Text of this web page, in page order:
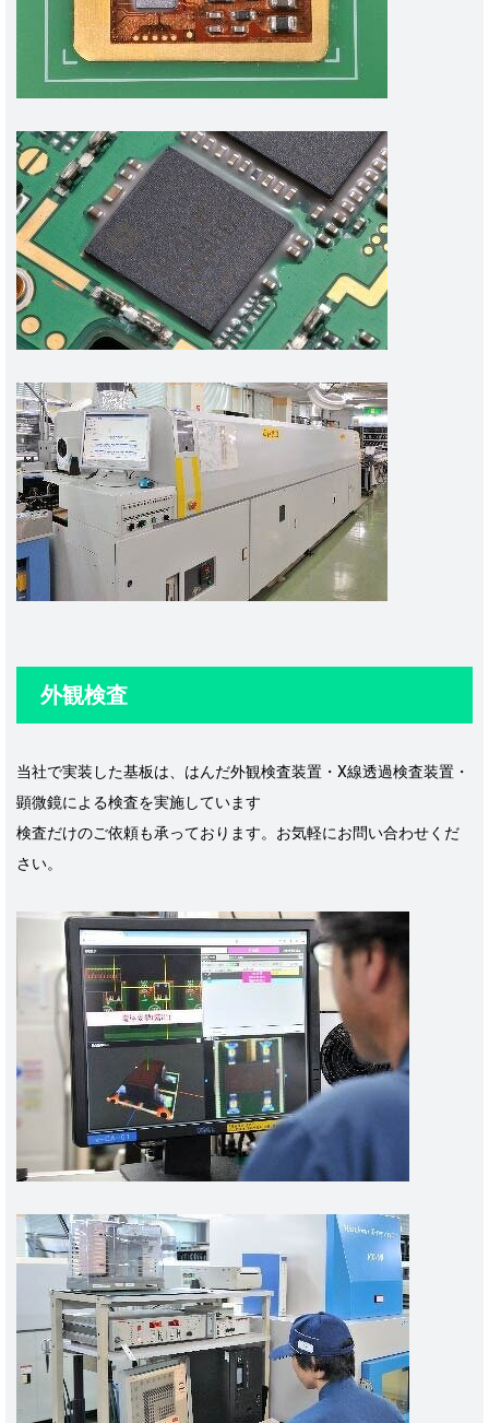
外観検査
当社で実装した基板は、はんだ外観検査装置・X線透過検査装置・
顕微鏡による検査を実施しています
検査だけのご依頼も承っております。お気軽にお問い合わせくだ
さい。